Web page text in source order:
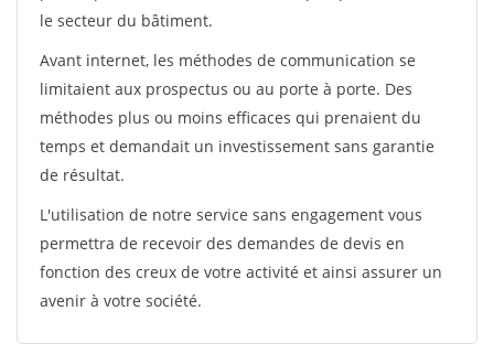
le secteur du bâtiment.
Avant internet, les méthodes de communication se
limitaient aux prospectus ou au porte à porte. Des
méthodes plus ou moins efficaces qui prenaient du
temps et demandait un investissement sans garantie
de résultat.
L'utilisation de notre service sans engagement vous
permettra de recevoir des demandes de devis en
fonction des creux de votre activité et ainsi assurer un
avenir à votre société.